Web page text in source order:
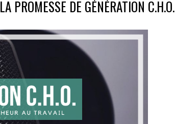
LA PROMESSE DE GÉNÉRATION C.H.O.